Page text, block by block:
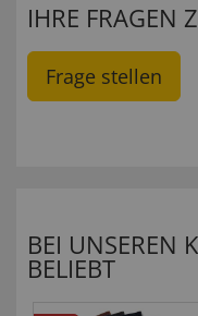
IHRE FRAGEN
Frage stellen
BEI UNSEREN
BELIEBT